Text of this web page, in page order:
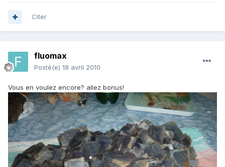
Citer
fluomax
Posté(e) 18 avril 2010
Vous en voulez encore? allez bonus!